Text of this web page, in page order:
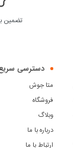
تضمین
دسترسی
متا جوش
فروشگاه
وبلاگ
درباره با ما
ارتباط با ما